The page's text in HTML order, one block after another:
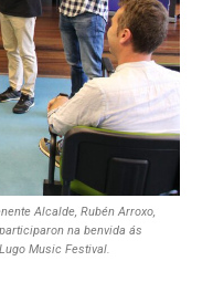
Alcalde, Rubén Arroxo,
na benvida ás
Music Festival.